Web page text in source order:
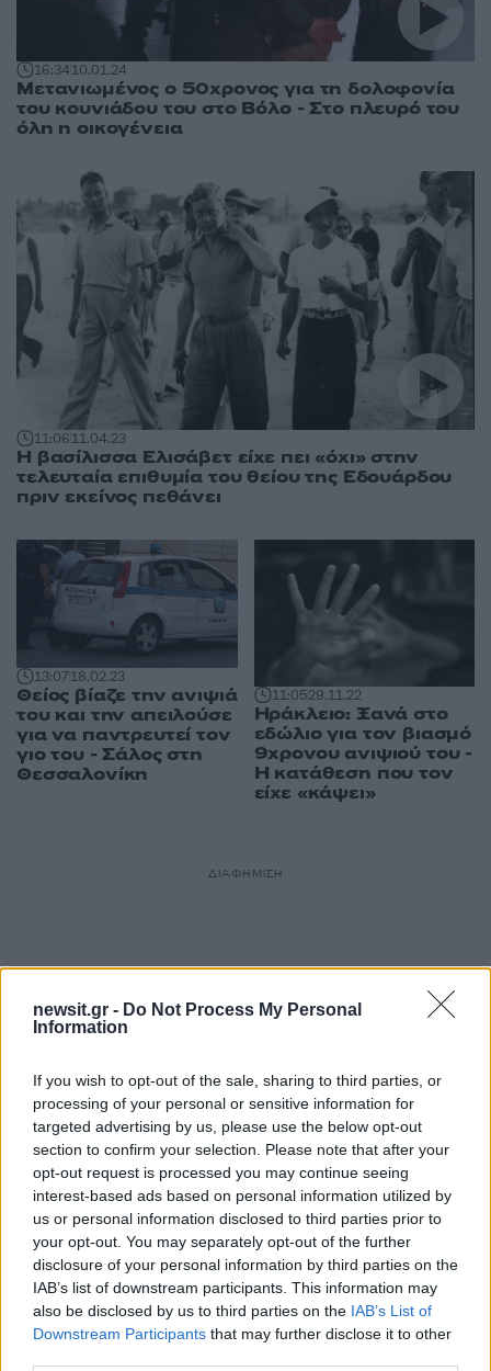
newsit.gr - Do Not Process My Personal
Information
If you wish to opt-out of the sale, sharing to third parties, or
processing of your personal or sensitive information for
targeted advertising by us, please use the below opt-out
section to confirm your selection. Please note that after your
opt-out request is processed you may continue seeing
interest-based ads based on personal information utilized by
us or personal information disclosed to third parties prior to
your opt-out. You may separately opt-out of the further
disclosure of your personal information by third parties on the
IAB’s list of downstream participants. This information may
also be disclosed by us to third parties on the IAB’s List of
Downstream Participants that may further disclose it to other
16:3410.01.24
Μετανιωμένος ο 50χρονος για τη δολοφονία
του κουνιάδου του στο Βόλο - Στο πλευρό του
όλη η οικογένεια
11:0611.04.23
Η βασίλισσα Ελισάβετ είχε πει «όχι» στην
τελευταία επιθυμία του θείου της Εδουάρδου
πριν εκείνος πεθάνει
13:0718.02.23
Θείος βίαζε την ανιψιά
του και την απειλούσε
για να παντρευτεί τον
γιο του - Σάλος στη
Θεσσαλονίκη
11:0529.11.22
Ηράκλειο: Ξανά στο
εδώλιο για τον βιασμό
9χρονου ανιψιού του -
Η κατάθεση που τον
είχε «κάψει»
ΔΙΑΦΗΜΙΣΗ